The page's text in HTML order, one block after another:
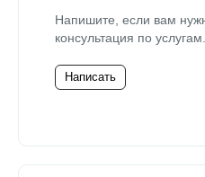
Напишите, если вам
консультация по услугам.
Написать